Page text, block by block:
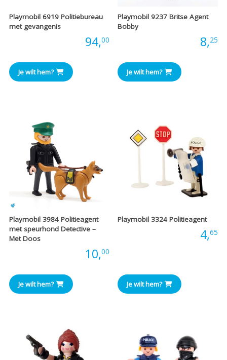
Playmobil 6919 Politiebureau
met gevangenis
94,00
Je wilt hem?
Playmobil 9237 Britse Agent
Bobby
8,25
Je wilt hem?
Playmobil 3984 Politieagent
met speurhond Detective –
Met Doos
10,00
Je wilt hem?
Playmobil 3324 Politieagent
4,65
Je wilt hem?